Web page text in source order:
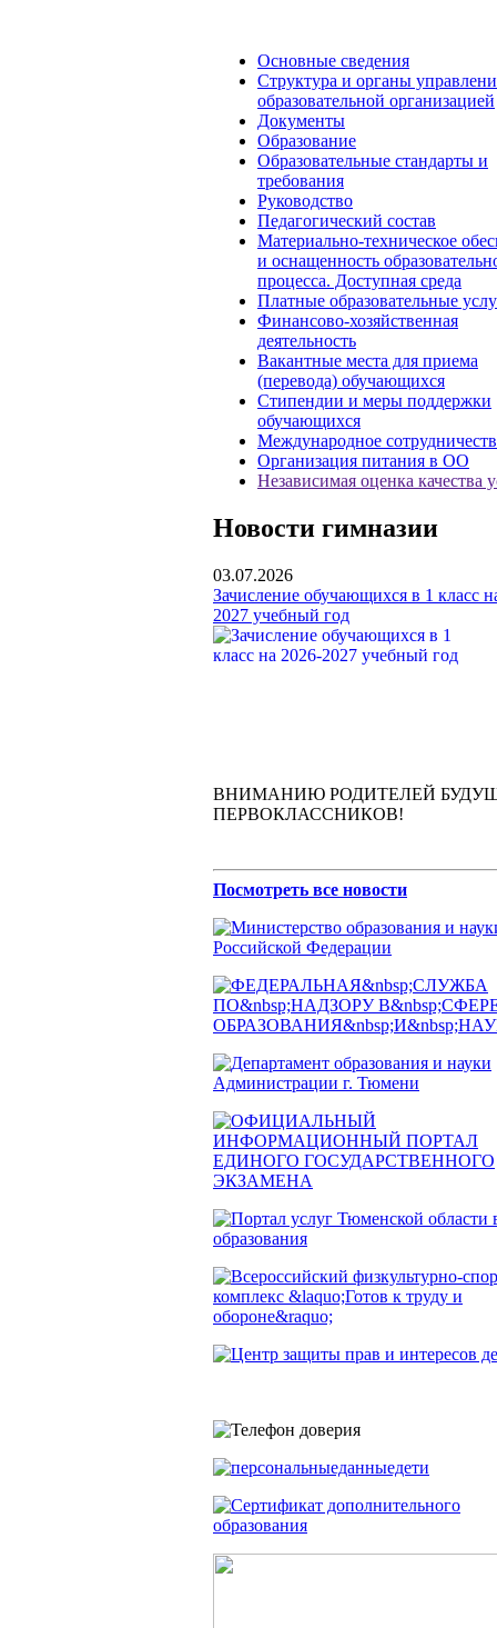
Основные сведения
Структура и органы
образовательной организацией
Документы
Образование
Образовательные стандарты и
требования
Руководство
Педагогический состав
Материально-техническое
и оснащенность
процесса. Доступная среда
Платные образовательные
Финансово-хозяйственная
деятельность
Вакантные места для приема
(перевода) обучающихся
Стипендии и меры поддержки
обучающихся
Международное
Организация питания в ОО
Независимая оценка качества
Новости гимназии
03.07.2026
Зачисление обучающихся в 1 класс
2027 учебный год
ВНИМАНИЮ РОДИТЕЛЕЙ
ПЕРВОКЛАССНИКОВ!
Посмотреть все новости